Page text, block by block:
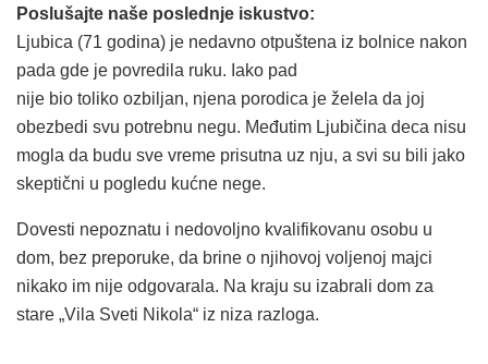
Poslušajte naše poslednje iskustvo:
Ljubica (71 godina) je nedavno otpuštena iz bolnice nakon
pada gde je povredila ruku. Iako pad
nije bio toliko ozbiljan, njena porodica je želela da joj
obezbedi svu potrebnu negu. Međutim Ljubičina deca nisu
mogla da budu sve vreme prisutna uz nju, a svi su bili jako
skeptični u pogledu kućne nege.
Dovesti nepoznatu i nedovoljno kvalifikovanu osobu u
dom, bez preporuke, da brine o njihovoj voljenoj majci
nikako im nije odgovarala. Na kraju su izabrali dom za
stare „Vila Sveti Nikola“ iz niza razloga.